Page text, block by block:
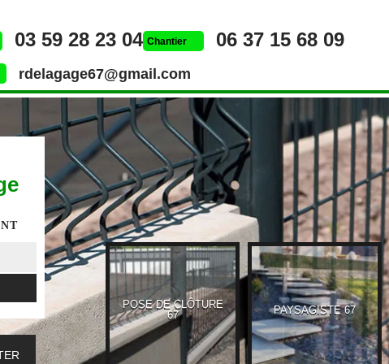
03 59 28 23 04 Chantier 06 37 15 68 09
rdelagage67@gmail.com
ELAGUEUR 67
POSE DE CLÔTURE
67
PAYSAGISTE 67